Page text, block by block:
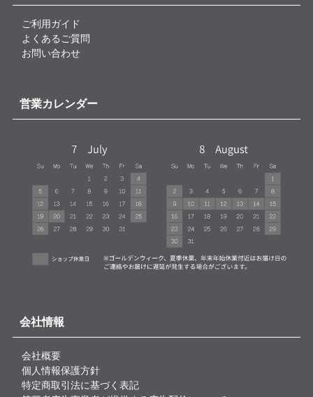
ご利用ガイド
よくあるご質問
お問い合わせ
営業カレンダー
会社情報
会社概要
個人情報保護方針
特定商取引法に基づく表記